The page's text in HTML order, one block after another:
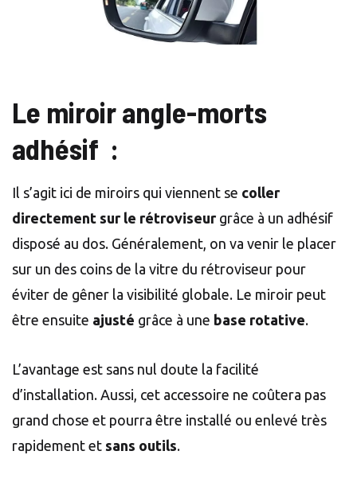
Le miroir angle-morts
adhésif :
Il s’agit ici de miroirs qui viennent se coller
directement sur le rétroviseurgrâce à un adhésif
disposé au dos. Généralement, on va venir le placer
sur un des coins de la vitre du rétroviseur pour
éviter de gêner la visibilité globale. Le miroir peut
être ensuite ajusté grâce à une base rotative.
L’avantage est sans nul doute la facilité
d’installation. Aussi, cet accessoire ne coûtera pas
grand chose et pourra être installé ou enlevé très
rapidement et sans outils.